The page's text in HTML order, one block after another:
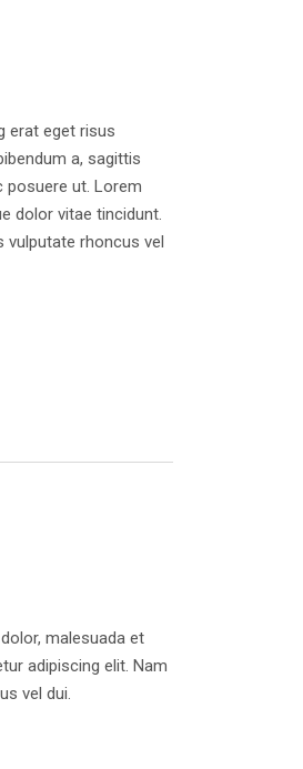
erat eget risus
a, sagittis
posuere ut. Lorem
dolor vitae tincidunt.
vulputate rhoncus vel
malesuada et
adipiscing elit. Nam
vel dui.